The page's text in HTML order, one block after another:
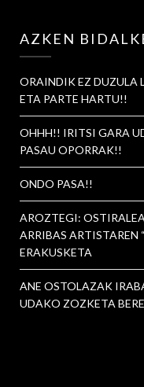
AZKEN
ORAINDIK EZ DUZULA
ETA PARTE HARTU!!
OHHH!! IRITSI GARA
PASAU OPORRAK!!
ONDO PASA!!
AROZTEGI:
ARRIBAS ARTISTAREN
ERAKUSKETA
ANE OSTOLAZAK
UDAKO ZOZKETA